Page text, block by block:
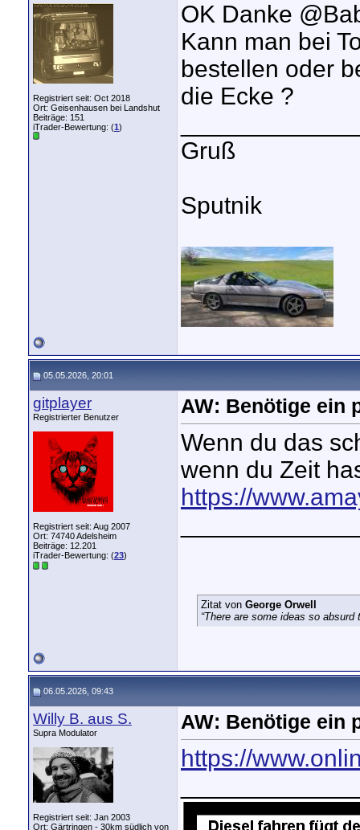
Registriert seit: Oct 2018
Ort: Geisenhausen bei Landshut
Beiträge: 151
iTrader-Bewertung: (1)
OK Danke
Kann man bei
bestellen oder
die Ecke ?
Gruß
Sputnik
05.05.2026, 20:01
gitplayer
Registrierter Benutzer
Registriert seit: Aug 2007
Ort: 74740 Adelsheim
Beiträge: 12.201
iTrader-Bewertung: (23)
AW: Benötige ein
Wenn du das
wenn du Zeit
https://
Zitat von George Orwell
“There are some ideas so
06.05.2026, 09:43
Willy B. aus S.
Supra Modulator
Registriert seit: Jan 2003
Ort: Gärtringen - 30km südlich von
AW: Benötige ein
https://